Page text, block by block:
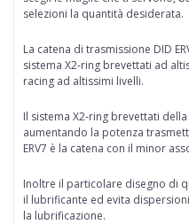
selezioni la quantità desiderata.
La catena di trasmissione DID
sistema X2-ring brevettati ad
racing ad altissimi livelli.
Il sistema X2-ring brevettati
aumentando la potenza
ERV7 è la catena con il minor
Inoltre il particolare disegno di
il lubrificante ed evita
la lubrificazione.